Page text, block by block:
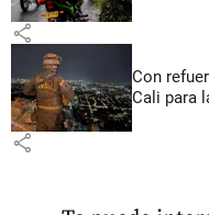
share
Con
Cali para
share